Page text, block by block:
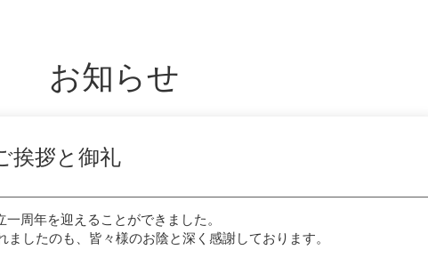
お知らせ
挨拶と御礼
周年を迎えることができました。
したのも、皆々様のお陰と深く感謝しております。